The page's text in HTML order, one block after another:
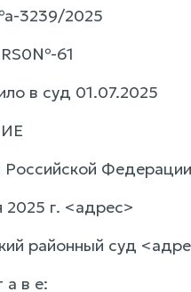
3239/2025
61
в суд 01.07.2025
Федерации
2025 г. <адрес>
районный суд
а в е: